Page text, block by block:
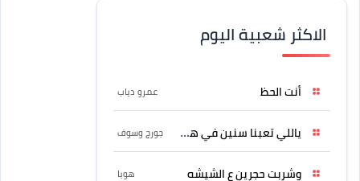
الاكثر شعبية اليوم
أنت الحظ عمرو دياب
ياللي تعبنا سنين في هواه جورج وسوف
وشربت حجرين ع الشيشه هوبا